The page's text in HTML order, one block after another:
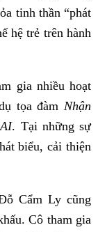
tinh thần “phát
hệ trẻ trên hành
gia nhiều hoạt
tọa đàm Nhận
. Tại những sự
biểu, cải thiện
Cẩm Ly cũng
Cô tham gia